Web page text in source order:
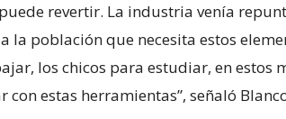
revertir. La industria venía
la población que necesita estos
los chicos para estudiar, en estos
estas herramientas”, señaló